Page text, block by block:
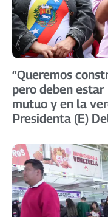
“Queremos
pero deben
mutuo y en la
Presidenta (E)